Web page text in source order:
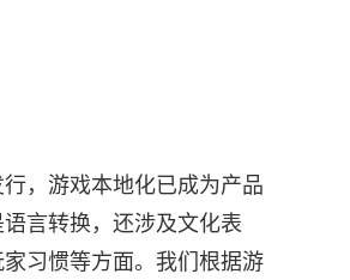
，游戏本地化已成为产品
言转换，还涉及文化表
习惯等方面。我们根据游